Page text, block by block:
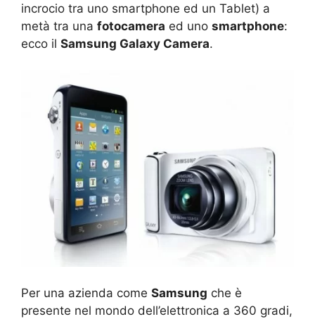
incrocio tra uno smartphone ed un Tablet) a
metà tra una fotocamera ed uno smartphone:
ecco il Samsung Galaxy Camera.
Per una azienda come Samsung che è
presente nel mondo dell’elettronica a 360 gradi,